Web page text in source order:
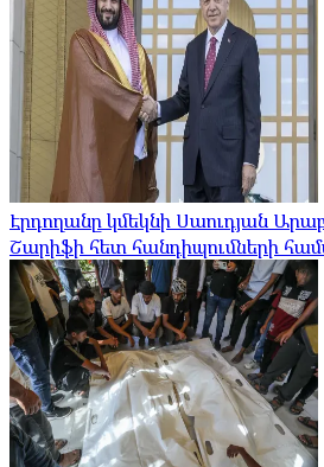
Էրդողանը կմեկնի Սաուդյան
Շարիֆի հետ հանդիպումների